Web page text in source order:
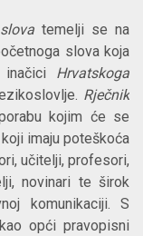
temelji se na
slova koja
Hrvatskoga
Rječnik
kojim će se
imaju poteškoća
učitelji, profesori,
novinari te širok
komunikaciji. S
opći pravopisni